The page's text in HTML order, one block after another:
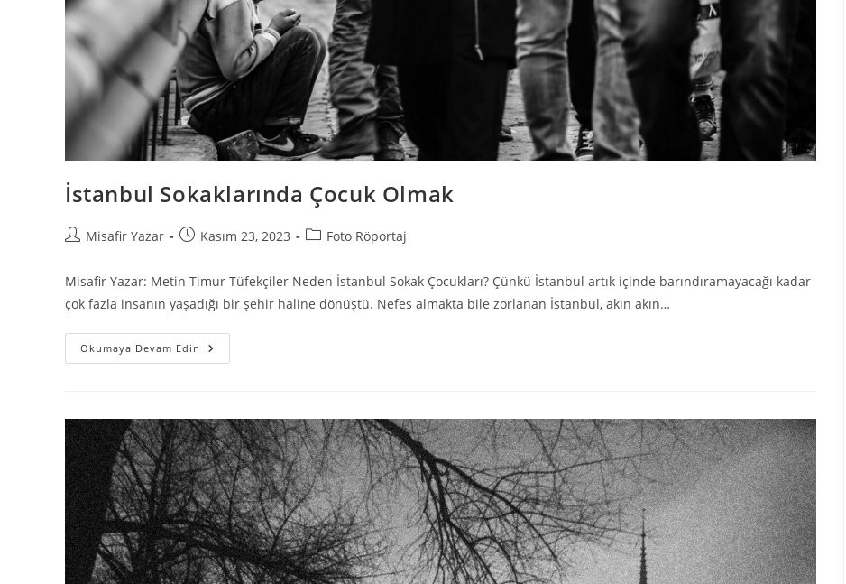
İstanbul Sokaklarında Çocuk Olmak
Misafir Yazar Kasım 23, 2023 Foto Röportaj
Misafir Yazar: Metin Timur Tüfekçiler Neden İstanbul Sokak Çocukları? Çünkü İstanbul artık içinde barındıramayacağı kadar
çok fazla insanın yaşadığı bir şehir haline dönüştü. Nefes almakta bile zorlanan İstanbul, akın akın…
Okumaya Devam Edin